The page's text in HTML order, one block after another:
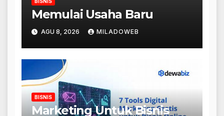
Memulai Usaha Baru
AGU 8, 2026 MILADOWEB
BISNIS
Marketing Untuk Bisnis